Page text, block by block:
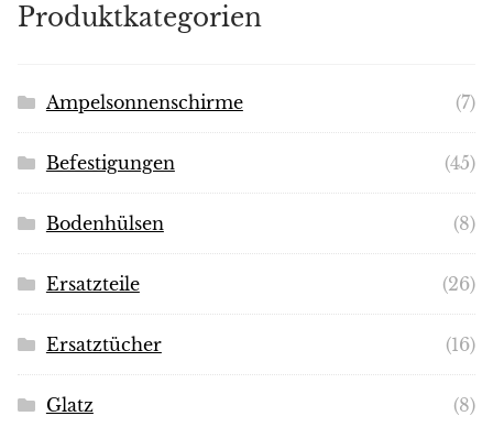
Produktkategorien
Ampelsonnenschirme (7)
Befestigungen (45)
Bodenhülsen (8)
Ersatzteile (26)
Ersatztücher (16)
Glatz (8)